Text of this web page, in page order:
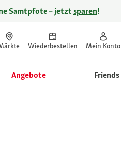
Samtpfote – jetztsparen!
Wiederbestellen Mein Konto
Angebote Friends